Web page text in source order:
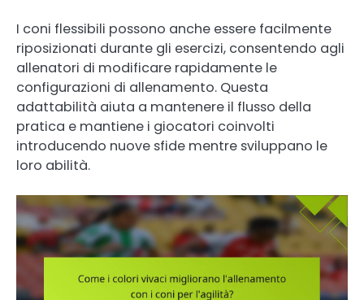
I coni flessibili possono anche essere facilmente
riposizionati durante gli esercizi, consentendo agli
allenatori di modificare rapidamente le
configurazioni di allenamento. Questa
adattabilità aiuta a mantenere il flusso della
pratica e mantiene i giocatori coinvolti
introducendo nuove sfide mentre sviluppano le
loro abilità.